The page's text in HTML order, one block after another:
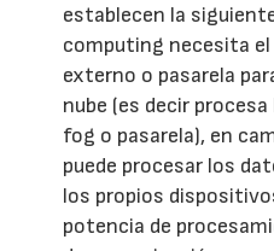
establecen la
computing necesita el
externo o pasarela
nube (es decir
fog o pasarela), en
puede procesar los
los propios
potencia de